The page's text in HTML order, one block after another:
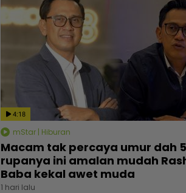
4:18
mStar | Hiburan
Macam tak percaya umur dah
rupanya ini amalan mudah
Baba kekal awet muda
1 hari lalu